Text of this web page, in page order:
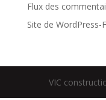
Flux des
Site de WordPress-
VIC